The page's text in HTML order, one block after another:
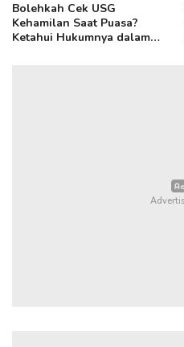
Bolehkah Cek USG
Kehamilan Saat Puasa?
Ketahui Hukumnya dalam